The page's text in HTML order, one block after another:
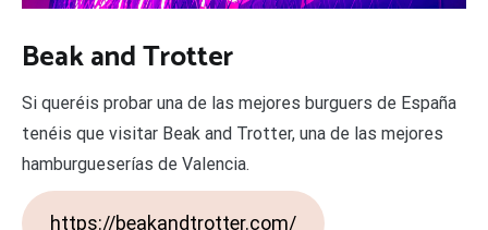
Beak and Trotter
Si queréis probar una de las mejores burguers de España
tenéis que visitar Beak and Trotter, una de las mejores
hamburgueserías de Valencia.
https://beakandtrotter.com/